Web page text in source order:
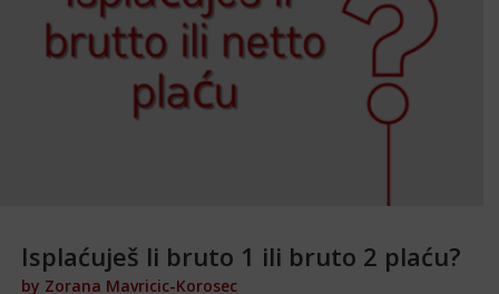
Isplaćuješ li bruto 1 ili bruto 2 plaću?
by Zorana Mavricic-Korosec